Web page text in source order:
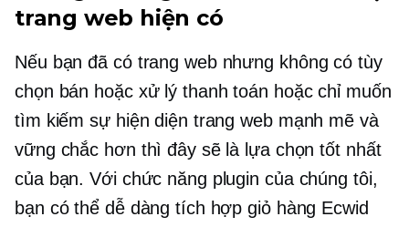
trang web hiện có
Nếu bạn đã có trang web nhưng không có tùy
chọn bán hoặc xử lý thanh toán hoặc chỉ muốn
tìm kiếm sự hiện diện trang web mạnh mẽ và
vững chắc hơn thì đây sẽ là lựa chọn tốt nhất
của bạn. Với chức năng plugin của chúng tôi,
bạn có thể dễ dàng tích hợp giỏ hàng Ecwid